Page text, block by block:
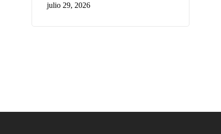
julio 29, 2026